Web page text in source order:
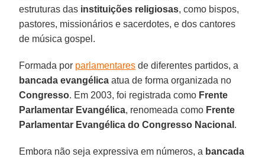
estruturas das instituições religiosas, como bispos,
pastores, missionários e sacerdotes, e dos cantores
de música gospel.
Formada por parlamentares de diferentes partidos, a
bancada evangélica atua de forma organizada no
Congresso. Em 2003, foi registrada como Frente
Parlamentar Evangélica, renomeada como Frente
Parlamentar Evangélica do Congresso Nacional .
Embora não seja expressiva em números, a bancada